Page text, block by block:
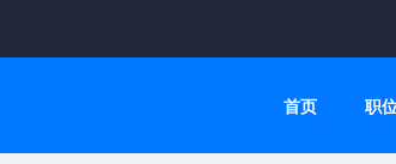
首页 职